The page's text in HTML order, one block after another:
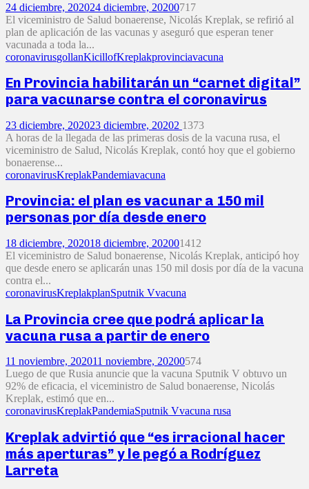
24 diciembre, 202024 diciembre, 20200717
El viceministro de Salud bonaerense, Nicolás Kreplak, se refirió al
plan de aplicación de las vacunas y aseguró que esperan tener
vacunada a toda la...
coronavirusgollanKicillofKreplakprovinciavacuna
En Provincia habilitarán un “carnet digital”
para vacunarse contra el coronavirus
23 diciembre, 202023 diciembre, 20202 1373
A horas de la llegada de las primeras dosis de la vacuna rusa, el
viceministro de Salud, Nicolás Kreplak, contó hoy que el gobierno
bonaerense...
coronavirusKreplakPandemiavacuna
Provincia: el plan es vacunar a 150 mil
personas por día desde enero
18 diciembre, 202018 diciembre, 202001412
El viceministro de Salud bonaerense, Nicolás Kreplak, anticipó hoy
que desde enero se aplicarán unas 150 mil dosis por día de la vacuna
contra el...
coronavirusKreplakplanSputnik Vvacuna
La Provincia cree que podrá aplicar la
vacuna rusa a partir de enero
11 noviembre, 202011 noviembre, 20200574
Luego de que Rusia anuncie que la vacuna Sputnik V obtuvo un
92% de eficacia, el viceministro de Salud bonaerense, Nicolás
Kreplak, estimó que en...
coronavirusKreplakPandemiaSputnik Vvacuna rusa
Kreplak advirtió que “es irracional hacer
más aperturas” y le pegó a Rodríguez
Larreta